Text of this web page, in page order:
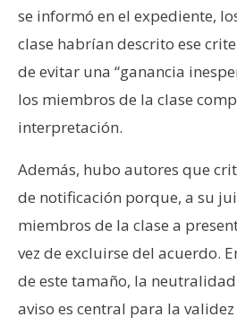
se informó en el expediente,
clase habrían descrito ese
de evitar una “ganancia
los miembros de la clase
interpretación.
Además, hubo autores que
de notificación porque, a su
miembros de la clase a
vez de excluirse del acuerdo.
de este tamaño, la
aviso es central para la